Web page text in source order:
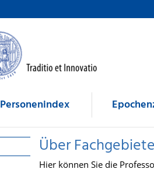
Personenindex
Über
Hier können Sie die